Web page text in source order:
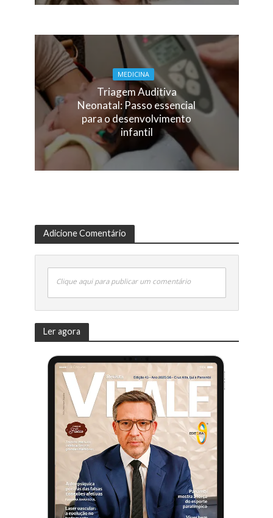
MEDICINA
Triagem Auditiva
Neonatal: Passo essencial
para o desenvolvimento
infantil
Adicione Comentário
Clique aqui para publicar um comentário
Ler agora